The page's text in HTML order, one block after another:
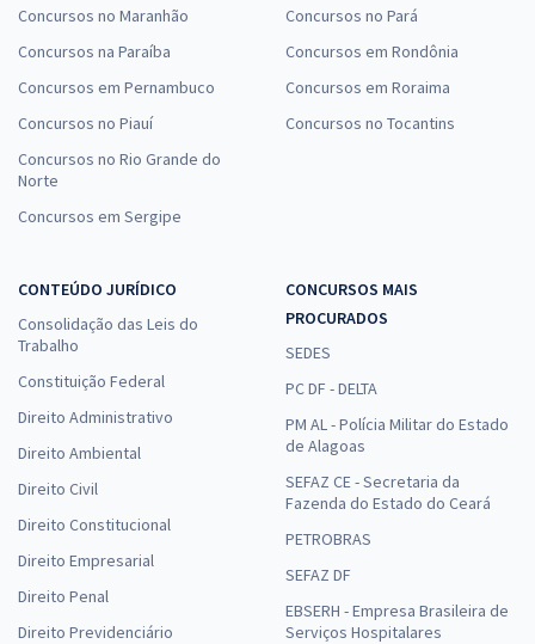
Concursos no Maranhão
Concursos na Paraíba
Concursos em Pernambuco
Concursos no Piauí
Concursos no Rio Grande do
Norte
Concursos em Sergipe
Concursos no Pará
Concursos em Rondônia
Concursos em Roraima
Concursos no Tocantins
CONTEÚDO JURÍDICO
Consolidação das Leis do
Trabalho
Constituição Federal
Direito Administrativo
Direito Ambiental
Direito Civil
Direito Constitucional
Direito Empresarial
Direito Penal
Direito Previdenciário
CONCURSOS MAIS
PROCURADOS
SEDES
PC DF - DELTA
PM AL - Polícia Militar do Estado
de Alagoas
SEFAZ CE - Secretaria da
Fazenda do Estado do Ceará
PETROBRAS
SEFAZ DF
EBSERH - Empresa Brasileira de
Serviços Hospitalares